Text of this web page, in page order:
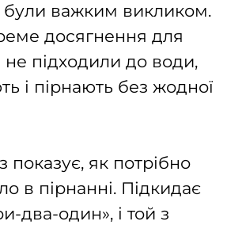
були важким викликом.
досягнення для
не підходили до води,
і пірнають без жодної
показує, як потрібно
в пірнанні. Підкидає
два-один», і той з